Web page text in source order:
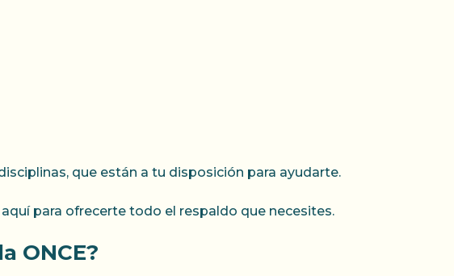
que están a tu disposición para ayudarte.
para ofrecerte todo el respaldo que necesites.
ONCE?